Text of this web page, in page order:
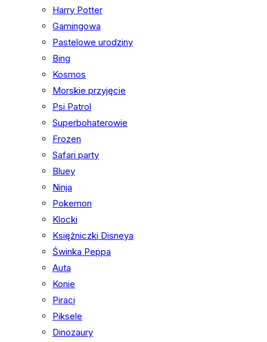
Harry Potter
Gamingowa
Pastelowe urodziny
Bing
Kosmos
Morskie przyjęcie
Psi Patrol
Superbohaterowie
Frozen
Safari party
Bluey
Ninja
Pokemon
Klocki
Księżniczki Disneya
Świnka Peppa
Auta
Konie
Piraci
Piksele
Dinozaury